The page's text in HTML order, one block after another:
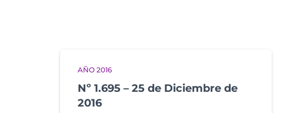
AÑO 2016
Nº 1.695 – 25 de Diciembre de
2016